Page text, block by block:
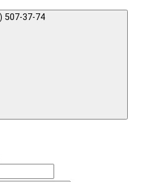
+7 (812) 507-37-74